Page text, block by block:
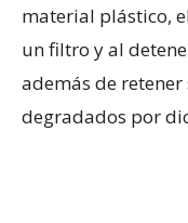
material plástico,
un filtro y al
además de
degradados por